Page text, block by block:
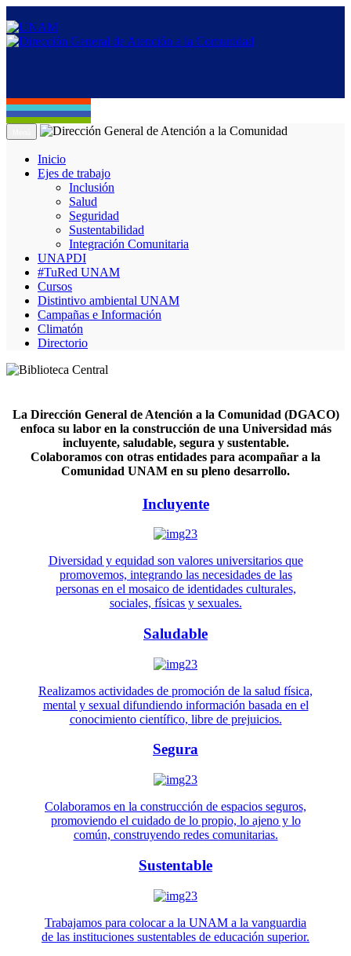
Inicio
Ejes de trabajo
Inclusión
Salud
Seguridad
Sustentabilidad
Integración Comunitaria
UNAPDI
#TuRed UNAM
Cursos
Distintivo ambiental UNAM
Campañas e Información
Climatón
Directorio
La Dirección General de Atención a la Comunidad (DGACO)
enfoca su labor en la construcción de una Universidad más
incluyente, saludable, segura y sustentable.
Colaboramos con otras entidades para acompañar a la
Comunidad UNAM en su pleno desarrollo.
Incluyente
Diversidad y equidad son valores universitarios que
promovemos, integrando las necesidades de las
personas en el mosaico de identidades culturales,
sociales, físicas y sexuales.
Saludable
Realizamos actividades de promoción de la salud física,
mental y sexual difundiendo información basada en el
conocimiento científico, libre de prejuicios.
Segura
Colaboramos en la construcción de espacios seguros,
promoviendo el cuidado de lo propio, lo ajeno y lo
común, construyendo redes comunitarias.
Sustentable
Trabajamos para colocar a la UNAM a la vanguardia
de las instituciones sustentables de educación superior.